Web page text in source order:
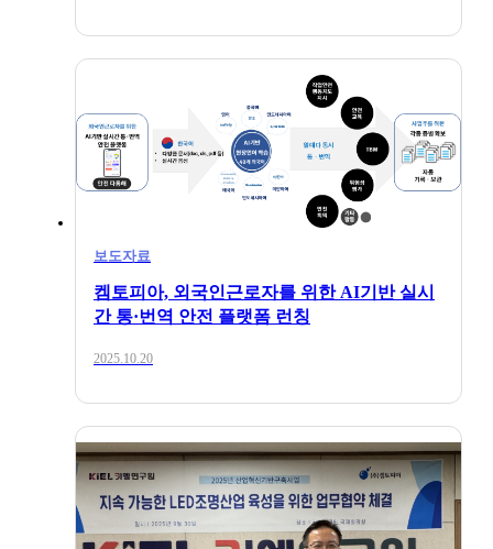
보도자료
켐토피아, 외국인근로자를 위한 AI기반 실시
간 통·번역 안전 플랫폼 런칭
2025.10.20